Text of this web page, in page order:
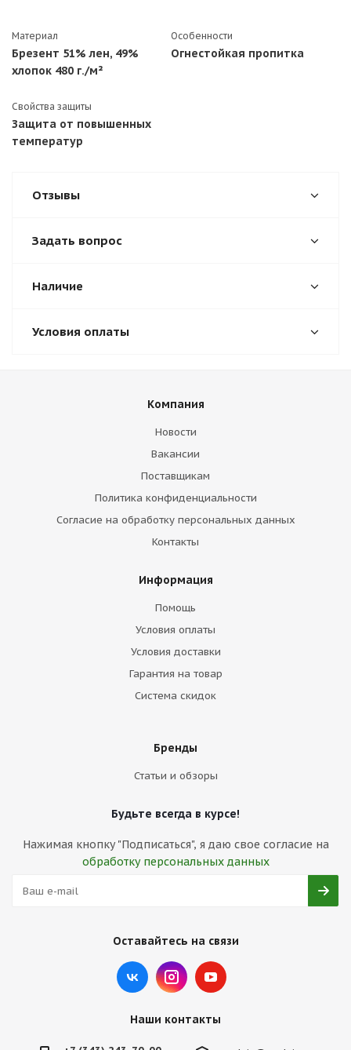
Материал
Брезент 51% лен, 49%
хлопок 480 г./м²
Особенности
Огнестойкая пропитка
Свойства защиты
Защита от повышенных
температур
Отзывы
Задать вопрос
Наличие
Условия оплаты
Компания
Новости
Вакансии
Поставщикам
Политика конфиденциальности
Согласие на обработку персональных данных
Контакты
Информация
Помощь
Условия оплаты
Условия доставки
Гарантия на товар
Система скидок
Бренды
Статьи и обзоры
Будьте всегда в курсе!
Нажимая кнопку "Подписаться", я даю свое согласие на
обработку персональных данных
Оставайтесь на связи
Наши контакты